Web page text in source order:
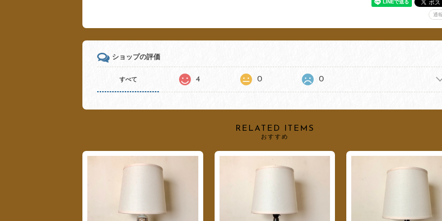
通
ショップの評価
すべて 4 0 0
RELATED ITEMS
おすすめ